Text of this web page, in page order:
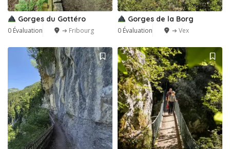
Gorges du Gottéro
0 Évaluation ➔ Fribourg
Gorges de la Borg
0 Évaluation ➔ Vex